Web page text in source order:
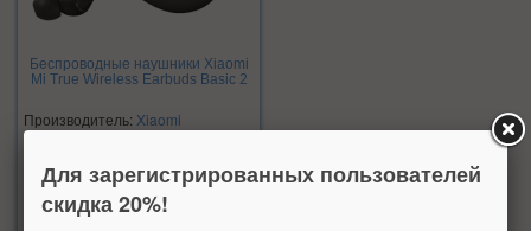
Беспроводные наушники Xiaomi
Mi True Wireless Earbuds Basic 2
Производитель: Xiaomi
Для зарегистрированных пользователей
скидка 20%!